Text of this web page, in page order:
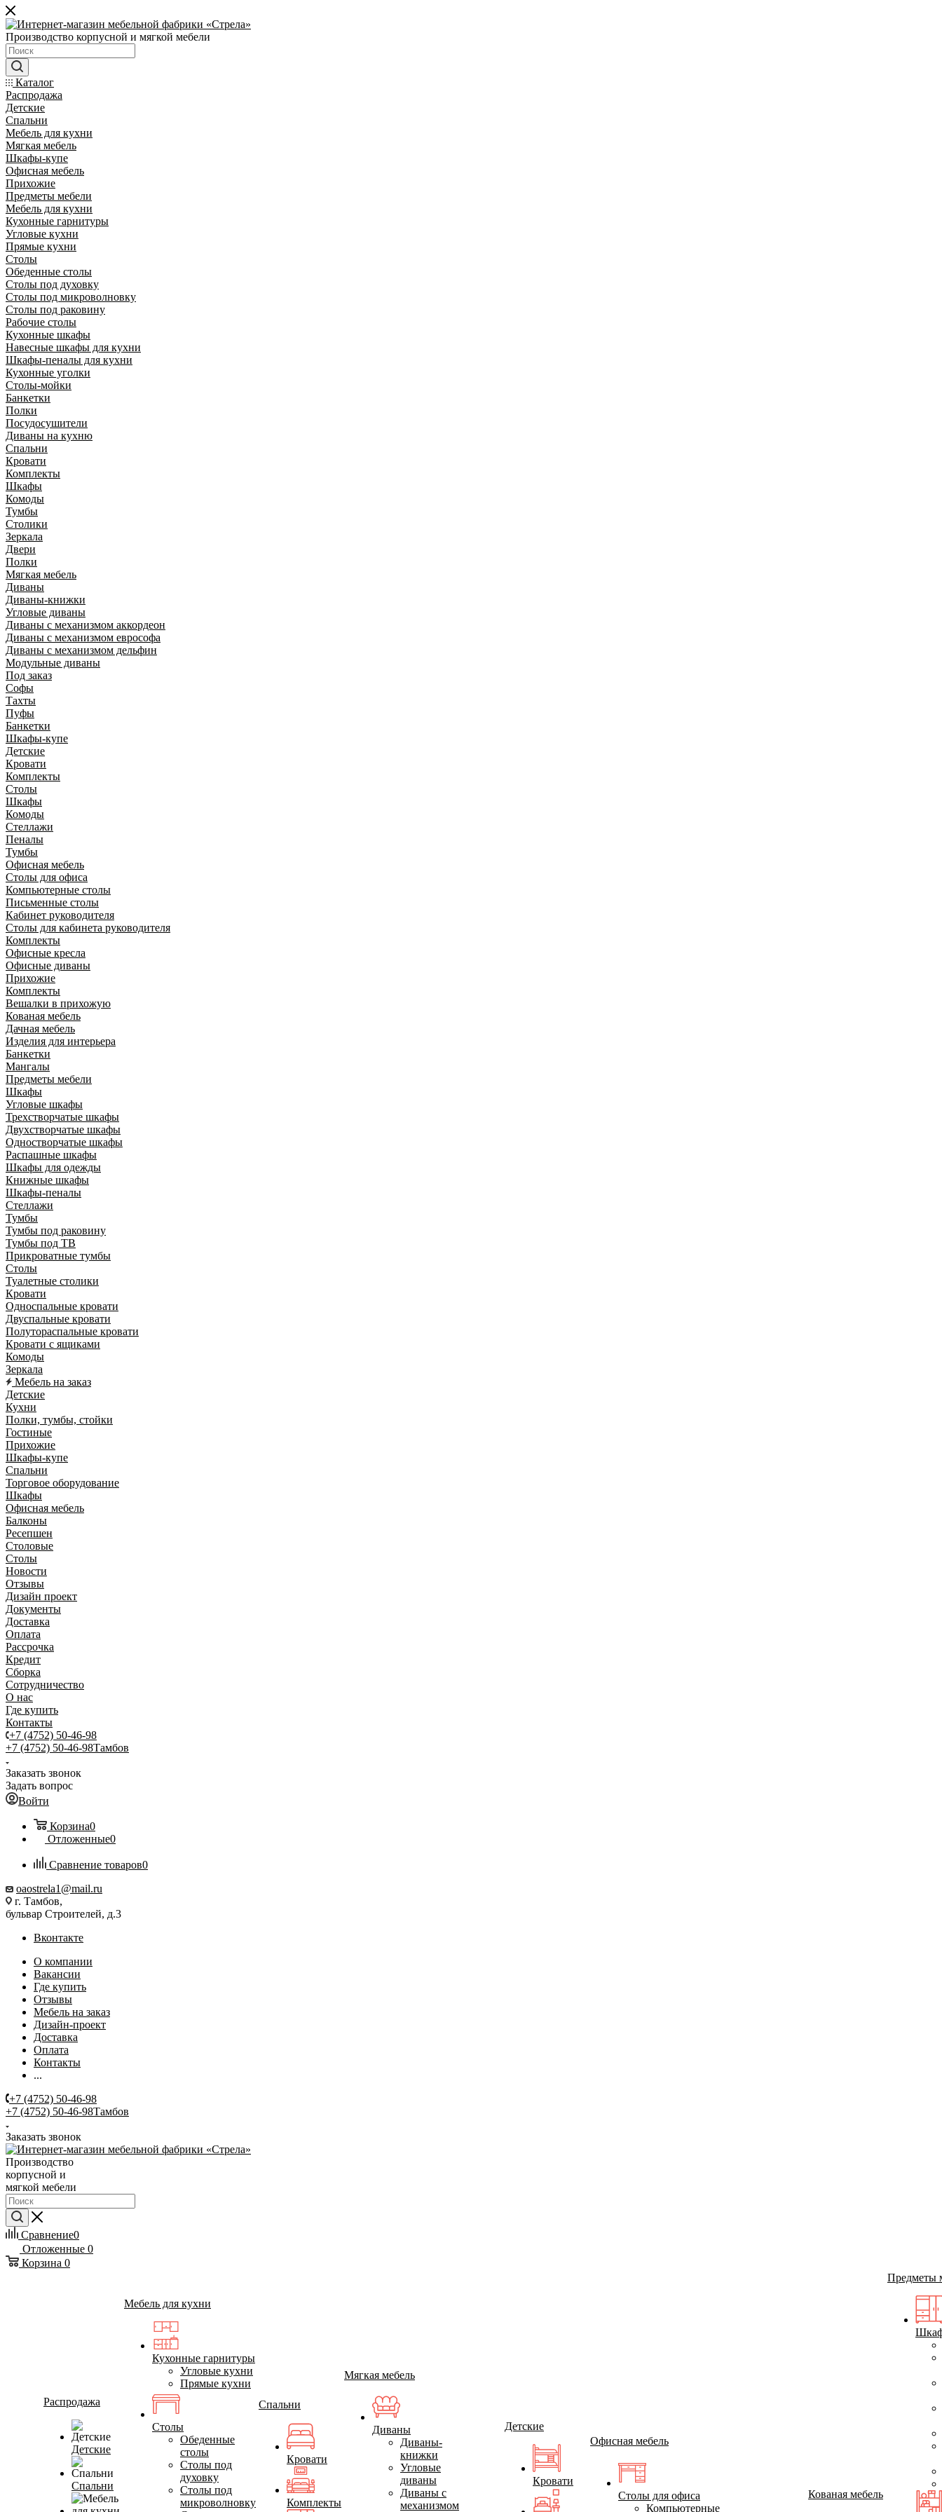
Производство корпусной и мягкой мебели
Каталог
Распродажа
Детские
Спальни
Мебель для кухни
Мягкая мебель
Шкафы-купе
Офисная мебель
Прихожие
Предметы мебели
Мебель для кухни
Кухонные гарнитуры
Угловые кухни
Прямые кухни
Столы
Обеденные столы
Столы под духовку
Столы под микроволновку
Столы под раковину
Рабочие столы
Кухонные шкафы
Навесные шкафы для кухни
Шкафы-пеналы для кухни
Кухонные уголки
Столы-мойки
Банкетки
Полки
Посудосушители
Диваны на кухню
Спальни
Кровати
Комплекты
Шкафы
Комоды
Тумбы
Столики
Зеркала
Двери
Полки
Мягкая мебель
Диваны
Диваны-книжки
Угловые диваны
Диваны с механизмом аккордеон
Диваны с механизмом еврософа
Диваны с механизмом дельфин
Модульные диваны
Под заказ
Софы
Тахты
Пуфы
Банкетки
Шкафы-купе
Детские
Кровати
Комплекты
Столы
Шкафы
Комоды
Стеллажи
Пеналы
Тумбы
Офисная мебель
Столы для офиса
Компьютерные столы
Письменные столы
Кабинет руководителя
Столы для кабинета руководителя
Комплекты
Офисные кресла
Офисные диваны
Прихожие
Комплекты
Вешалки в прихожую
Кованая мебель
Дачная мебель
Изделия для интерьера
Банкетки
Мангалы
Предметы мебели
Шкафы
Угловые шкафы
Трехстворчатые шкафы
Двухстворчатые шкафы
Одностворчатые шкафы
Распашные шкафы
Шкафы для одежды
Книжные шкафы
Шкафы-пеналы
Стеллажи
Тумбы
Тумбы под раковину
Тумбы под ТВ
Прикроватные тумбы
Столы
Туалетные столики
Кровати
Односпальные кровати
Двуспальные кровати
Полутораспальные кровати
Кровати с ящиками
Комоды
Зеркала
Мебель на заказ
Детские
Кухни
Полки, тумбы, стойки
Гостиные
Прихожие
Шкафы-купе
Спальни
Торговое оборудование
Шкафы
Офисная мебель
Балконы
Ресепшен
Столовые
Столы
Новости
Отзывы
Дизайн проект
Документы
Доставка
Оплата
Рассрочка
Кредит
Сборка
Сотрудничество
О нас
Где купить
Контакты
+7 (4752) 50-46-98
+7 (4752) 50-46-98Тамбов
Заказать звонок
Задать вопрос
Войти
Корзина0
Отложенные0
Сравнение товаров0
oaostrela1@mail.ru
г. Тамбов,
бульвар Строителей, д.3
Вконтакте
О компании
Вакансии
Где купить
Отзывы
Мебель на заказ
Дизайн-проект
Доставка
Оплата
Контакты
...
+7 (4752) 50-46-98
+7 (4752) 50-46-98Тамбов
Заказать звонок
Производство
корпусной и
мягкой мебели
Сравнение0
Отложенные 0
Корзина 0
Распродажа
Детские
Спальни
Мебель для кухни
Кухонные гарнитуры
Угловые кухни
Прямые кухни
Столы
Обеденные
столы
Столы под
духовку
Столы под
микроволновку
Спальни
Кровати
Комплекты
Мягкая мебель
Диваны
Диваны-
книжки
Угловые
диваны
Диваны с
механизмом
Детские
Кровати
Офисная мебель
Столы для офиса
Компьютерные
Кованая мебель
Предметы